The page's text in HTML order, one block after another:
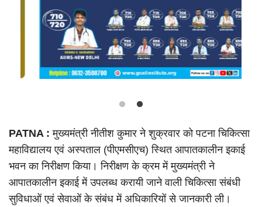
PATNA : मुख्यमंत्री नीतीश कुमार ने शुक्रवार को पटना चिकित्सा
महाविद्यालय एवं अस्पताल (पीएमसीएच) स्थित आपातकालीन इकाई
भवन का निरीक्षण किया। निरीक्षण के क्रम में मुख्यमंत्री ने
आपातकालीन इकाई में उपलब्ध करायी जाने वाली चिकित्सा संबंधी
सुविधाओं एवं सेवाओं के संबंध में अधिकारियों से जानकारी ली।